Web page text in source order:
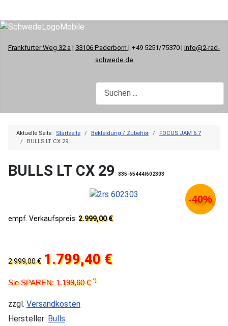
Frankfurter Weg 32 a | 33106 Paderborn | +49 5251/75370 | info@2-rad-
schwede.de
Aktuelle Seite: Startseite Bekleidung / Zubehör
FOCUS JAM 6.7
BULLS LT CX 29
BULLS LT CX 29 835-65444|602303
-40%
empf. Verkaufspreis: 2.999,00 €
2.999,00 € 1.799,40 €
Sie SPAREN: 1.199,60 €*)
zzgl. Versandkosten
Hersteller: Bulls